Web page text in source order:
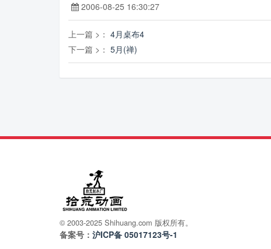
2006-08-25 16:30:27
上一篇 >： 4月桌布4
下一篇 >： 5月(禅)
© 2003-2025 Shihuang.com 版权所有。
备案号： 沪ICP备 05017123号-1